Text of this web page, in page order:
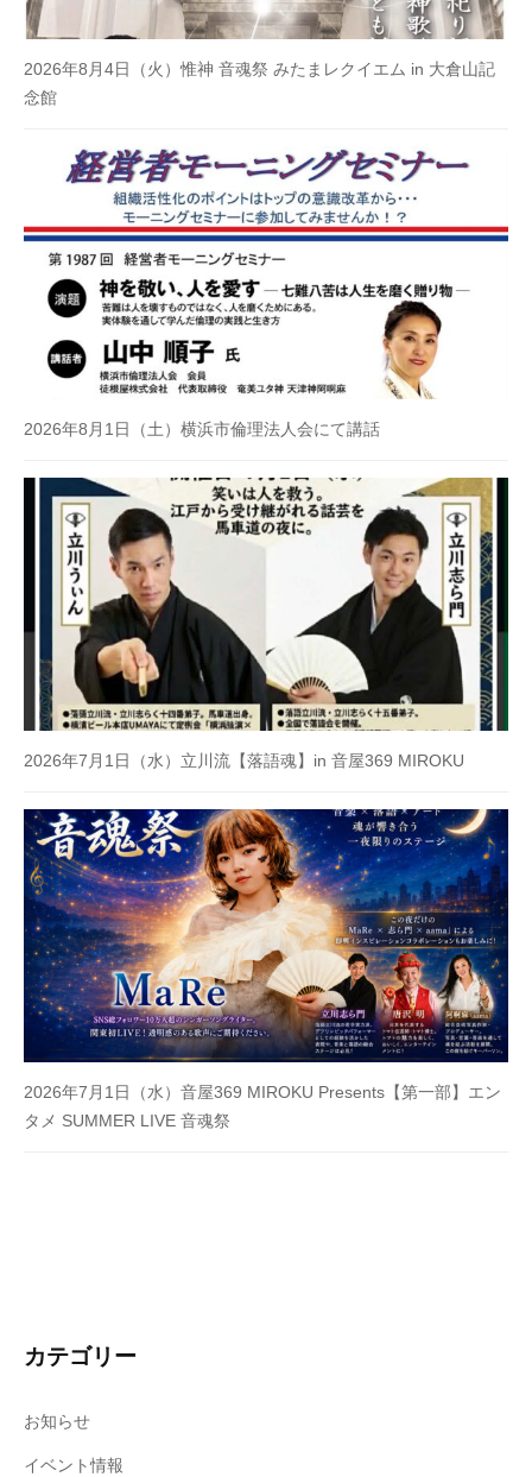
2026年8月4日（火）惟神 音魂祭 みたまレクイエム in 大倉山記
念館
2026年8月1日（土）横浜市倫理法人会にて講話
2026年7月1日（水）立川流【落語魂】in 音屋369 MIROKU
2026年7月1日（水）音屋369 MIROKU Presents【第一部】エン
タメ SUMMER LIVE 音魂祭
カテゴリー
お知らせ
イベント情報